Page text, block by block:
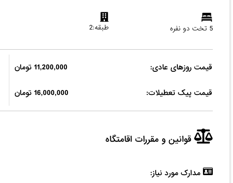
5 تخت دو نفره طبقه:2
قیمت روزهای عادی: 11,200,000 تومان
قیمت پیک تعطیلات: 16,000,000 تومان
قوانین و مقررات اقامتگاه
مدارک مورد نیاز: